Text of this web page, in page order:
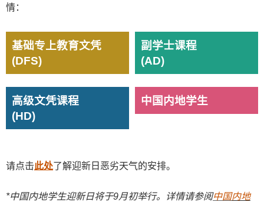
情：
基础专上教育文凭
(DFS)
副学士课程
(AD)
高级文凭课程
(HD)
中国内地学生
请点击此处了解迎新日恶劣天气的安排。
*中国内地学生迎新日将于9月初举行。详情请参阅中国内地